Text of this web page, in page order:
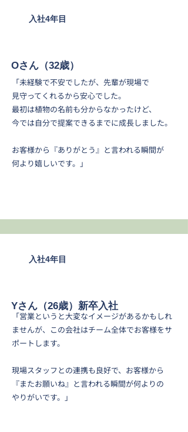
入社4年目
Oさん（32歳）
入社4年目
Yさん（26歳）新卒入社
「未経験で不安でしたが、先輩が現場で
見守ってくれるから安心でした。
最初は植物の名前も分からなかったけど、
今では自分で提案できるまでに成長しました。
お客様から『ありがとう』と言われる瞬間が
何より嬉しいです。」
「営業というと大変なイメージがあるかもしれ
ませんが、 この会社はチーム全体でお客様をサ
ポートします。
現場スタッフとの連携も良好で、お客様から
『またお願いね』と言われる瞬間が何よりの
やりがいです。」